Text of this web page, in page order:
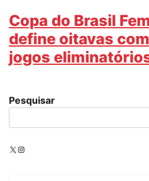
Copa do Brasil
define oitavas
jogos
Pesquisar
X Instagram